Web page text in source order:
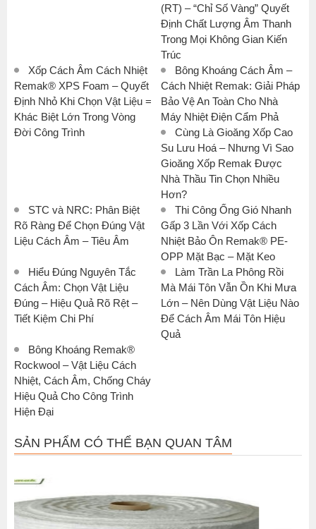
(RT) – “Chỉ Số Vàng” Quyết
Định Chất Lượng Âm Thanh
Trong Mọi Không Gian Kiến
Trúc
Xốp Cách Âm Cách Nhiệt
Remak® XPS Foam – Quyết
Định Nhỏ Khi Chọn Vật Liệu =
Khác Biệt Lớn Trong Vòng
Đời Công Trình
Bông Khoáng Cách Âm –
Cách Nhiệt Remak: Giải Pháp
Bảo Vệ An Toàn Cho Nhà
Máy Nhiệt Điện Cẩm Phả
Cùng Là Gioăng Xốp Cao
Su Lưu Hoá – Nhưng Vì Sao
Gioăng Xốp Remak Được
Nhà Thầu Tin Chọn Nhiều
Hơn?
STC và NRC: Phân Biệt
Rõ Ràng Để Chọn Đúng Vật
Liệu Cách Âm – Tiêu Âm
Thi Công Ống Gió Nhanh
Gấp 3 Lần Với Xốp Cách
Nhiệt Bảo Ôn Remak® PE-
OPP Mặt Bạc – Mặt Keo
Hiểu Đúng Nguyên Tắc
Cách Âm: Chọn Vật Liệu
Đúng – Hiệu Quả Rõ Rệt –
Tiết Kiệm Chi Phí
Làm Trần La Phông Rồi
Mà Mái Tôn Vẫn Ồn Khi Mưa
Lớn – Nên Dùng Vật Liệu Nào
Để Cách Âm Mái Tôn Hiệu
Quả
Bông Khoáng Remak®
Rockwool – Vật Liệu Cách
Nhiệt, Cách Âm, Chống Cháy
Hiệu Quả Cho Công Trình
Hiện Đại
SẢN PHẨM CÓ THỂ BẠN QUAN TÂM